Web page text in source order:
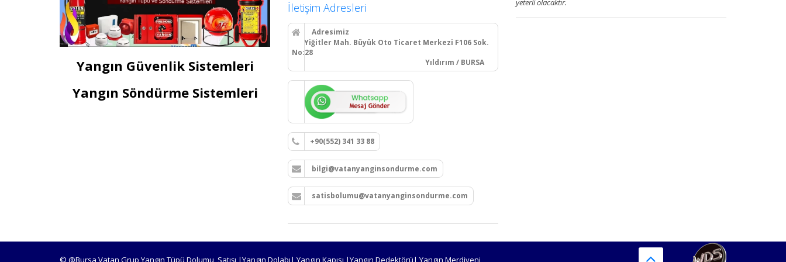
Yangın Güvenlik Sistemleri
Yangın Söndürme Sistemleri
İletişim Adresleri
Adresimiz
Yiğitler Mah. Büyük Oto Ticaret Merkezi F106 Sok.
No:28
Yıldırım / BURSA
+90(552) 341 33 88
bilgi@vatanyanginsondurme.com
satisbolumu@vatanyanginsondurme.com
yeterli olacaktır.
© @Bursa Vatan Grup Yangın Tüpü Dolumu, Satışı |Yangın Dolabı| Yangın Kapısı |Yangın Dedektörü| Yangın Merdiveni